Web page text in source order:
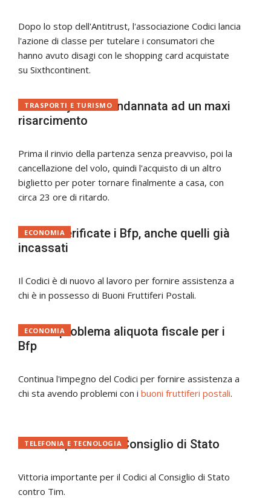
Dopo lo stop dell'Antitrust, l'associazione Codici lancia
l'azione di classe per tutelare i consumatori che
hanno avuto disagi con le shopping card acquistate
su Sixthcontinent.
Codici: Ryanair condannata ad un maxi
risarcimento
TRASPORTI E TURISMO
Prima il rinvio della partenza senza preavviso, poi la
cancellazione del volo, quindi l'acquisto di un altro
biglietto per poter tornare finalmente a casa, con
circa 23 ore di ritardo.
Codici: verificate i Bfp, anche quelli già
incassati
ECONOMIA
Il Codici è di nuovo al lavoro per fornire assistenza a
chi è in possesso di Buoni Fruttiferi Postali.
Codici: problema aliquota fiscale per i
Bfp
ECONOMIA
Continua l'impegno del Codici per fornire assistenza a
chi sta avendo problemi con i buoni fruttiferi postali.
Fci: Tim punita dal Consiglio di Stato
TELEFONIA E TECNOLOGIA
Vittoria importante per il Codici al Consiglio di Stato
contro Tim.